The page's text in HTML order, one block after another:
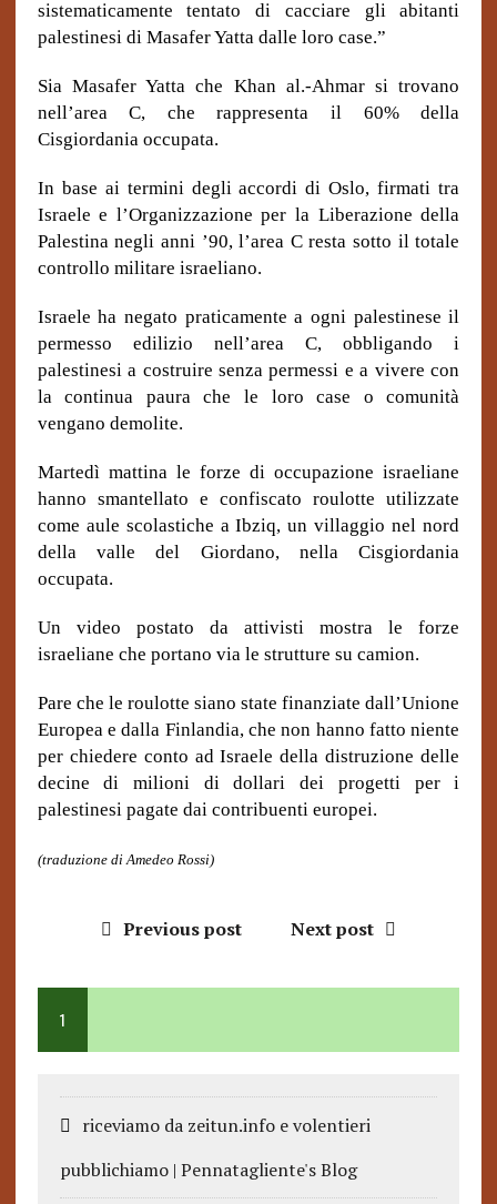
sistematicamente tentato di cacciare gli abitanti
palestinesi di Masafer Yatta dalle loro case.”
Sia Masafer Yatta che Khan al.-Ahmar si trovano
nell’area C, che rappresenta il 60% della
Cisgiordania occupata.
In base ai termini degli accordi di Oslo, firmati tra
Israele e l’Organizzazione per la Liberazione della
Palestina negli anni ’90, l’area C resta sotto il totale
controllo militare israeliano.
Israele ha negato praticamente a ogni palestinese il
permesso edilizio nell’area C, obbligando i
palestinesi a costruire senza permessi e a vivere con
la continua paura che le loro case o comunità
vengano demolite.
Martedì mattina le forze di occupazione israeliane
hanno smantellato e confiscato roulotte utilizzate
come aule scolastiche a Ibziq, un villaggio nel nord
della valle del Giordano, nella Cisgiordania
occupata.
Un video postato da attivisti mostra le forze
israeliane che portano via le strutture su camion.
Pare che le roulotte siano state finanziate dall’Unione
Europea e dalla Finlandia, che non hanno fatto niente
per chiedere conto ad Israele della distruzione delle
decine di milioni di dollari dei progetti per i
palestinesi pagate dai contribuenti europei.
(traduzione di Amedeo Rossi)
Previous post Next post
1
riceviamo da zeitun.info e volentieri
pubblichiamo | Pennatagliente's Blog